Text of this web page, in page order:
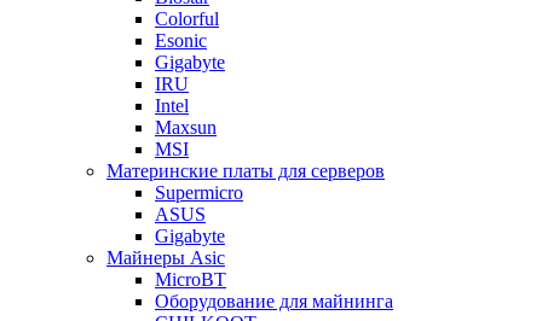
Colorful
Esonic
Gigabyte
IRU
Intel
Maxsun
MSI
Материнские платы для серверов
Supermicro
ASUS
Gigabyte
Майнеры Asic
MicroBT
Оборудование для майнинга